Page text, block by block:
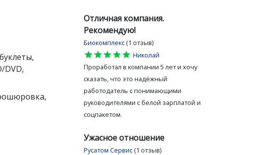
DVD,
Отличная компания.
Рекомендую!
Биокомплекс (1 отзыв)
star
star
star
star
star
Николай
Проработал в компании 5 лет и хочу
сказать, что это надёжный
работодатель с понимающими
руководителями с белой зарплатой и
соцпакетом.
Ужасное отношение
Русатом Сервис (1 отзыв)